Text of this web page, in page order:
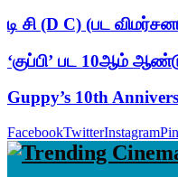
டி சி (D C) (பட
‘குப்பி’ பட 10ஆம்
Guppy’s 10th
FacebookTwitterInstagram